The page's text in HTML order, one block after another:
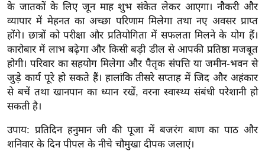
प्र
भु
म
हि
मा
/
ध
र्म
स्थ
के जातकों के लिए जून माह शुभ संकेत लेकर आएगा। नौकरी और
व्यापार में मेहनत का अच्छा परिणाम मिलेगा तथा नए अवसर प्राप्त
होंगे। छात्रों को परीक्षा और प्रतियोगिता में सफलता मिलने के योग हैं।
कारोबार में लाभ बढ़ेगा और किसी बड़ी डील से आपकी प्रतिष्ठा मजबूत
होगी। परिवार का सहयोग मिलेगा और पैतृक संपत्ति या जमीन-भवन से
जुड़े कार्य पूरे हो सकते हैं। हालांकि तीसरे सप्ताह में जिद और अहंकार
से बचें तथा खानपान का ध्यान रखें, वरना स्वास्थ्य संबंधी परेशानी हो
सकती है।
उपाय: प्रतिदिन हनुमान जी की पूजा में बजरंग बाण का पाठ और
शनिवार के दिन पीपल के नीचे चौमुखा दीपक जलाएं।